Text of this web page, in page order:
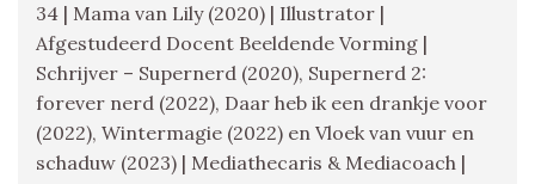
34 | Mama van Lily (2020) | Illustrator |
Afgestudeerd Docent Beeldende Vorming |
Schrijver – Supernerd (2020), Supernerd 2:
forever nerd (2022), Daar heb ik een drankje voor
(2022), Wintermagie (2022) en Vloek van vuur en
schaduw (2023) | Mediathecaris & Mediacoach |